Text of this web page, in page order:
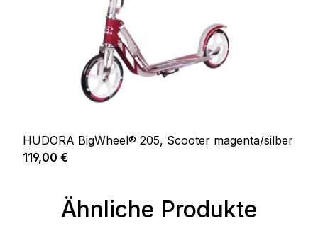
HUDORA BigWheel® 205, Scooter magenta/silber
Regulärer Preis:
119,00 €
Produktgalerie überspringen
Ähnliche Produkte